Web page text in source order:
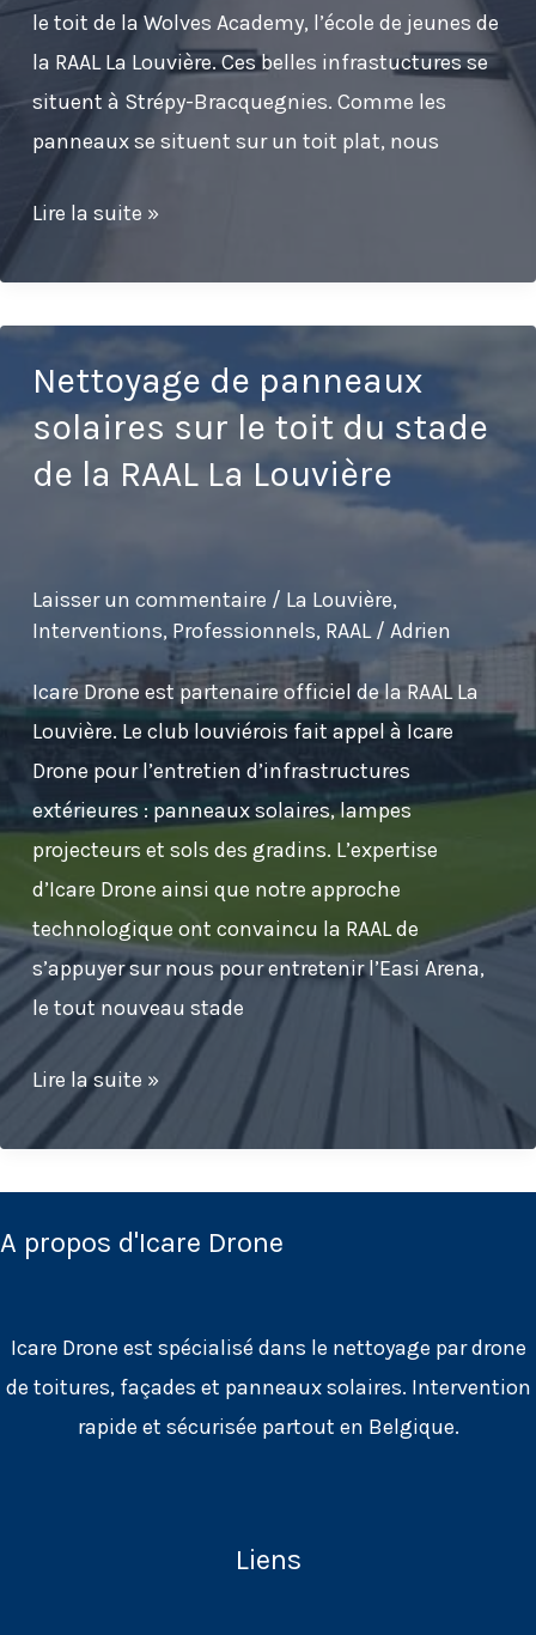
le toit de la Wolves Academy, l’école de jeunes de
la RAAL La Louvière. Ces belles infrastuctures se
situent à Strépy-Bracquegnies. Comme les
panneaux se situent sur un toit plat, nous
Nettoyage
panneaux
solaires
sur
le
toit
de
la
RAAL
à
Strépy-
Bracquegnies
Lire la suite »
Nettoyage de panneaux
solaires sur le toit du stade
de la RAAL La Louvière
Laisser un commentaire / La Louvière,
Interventions, Professionnels, RAAL/ Adrien
Icare Drone est partenaire officiel de la RAAL La
Louvière. Le club louviérois fait appel à Icare
Drone pour l’entretien d’infrastructures
extérieures : panneaux solaires, lampes
projecteurs et sols des gradins. L’expertise
d’Icare Drone ainsi que notre approche
technologique ont convaincu la RAAL de
s’appuyer sur nous pour entretenir l’Easi Arena,
le tout nouveau stade
Nettoyage
de
panneaux
solaires
sur
du
stade
Lire la suite »
A propos d'Icare Drone
Icare Drone est spécialisé dans le nettoyage par drone
de toitures, façades et panneaux solaires. Intervention
rapide et sécurisée partout en Belgique.
Liens